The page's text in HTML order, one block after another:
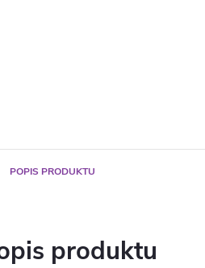
POPIS PRODUKTU
produktu